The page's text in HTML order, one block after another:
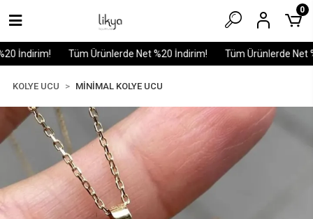
İndirim! Tüm Ürünlerde Net %20 İndirim! Tüm Ürünlerde Net
0
KOLYE UCU MİNİMAL KOLYE UCU